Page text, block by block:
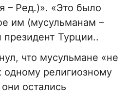
– Ред.)». «Это было
им (мусульманам –
Турции..
что мусульмане «не
одному религиозному
остались